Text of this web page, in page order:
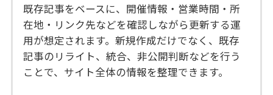
既存記事をベースに、開催情報・営業時間・所
在地・リンク先などを確認しながら更新する運
用が想定されます。新規作成だけでなく、既存
記事のリライト、統合、非公開判断などを行う
ことで、サイト全体の情報を整理できます。